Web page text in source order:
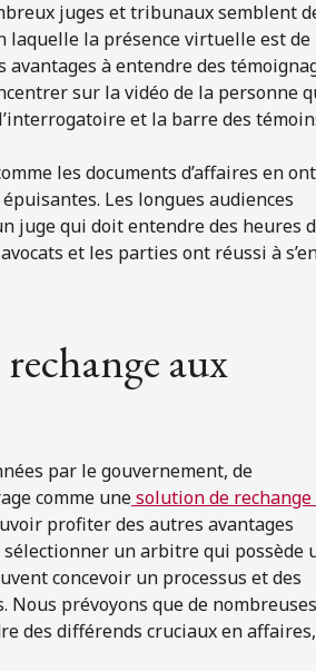
juges et tribunaux semblent
laquelle la présence virtuelle est de
à entendre des
sur la vidéo de la personne
et la barre des
les documents d’affaires en ont
Les longues audiences
juge qui doit entendre des heures
et les parties ont réussi à
aux
par le gouvernement, de
comme unesolution de rechange
profiter des autres avantages
un arbitre qui possède
concevoir un processus et des
prévoyons que de nombreuses
des différends cruciaux en affaires,